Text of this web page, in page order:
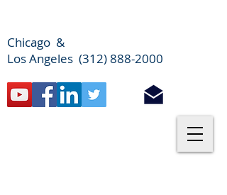
Chicago &
Los Angeles (312) 888-2000